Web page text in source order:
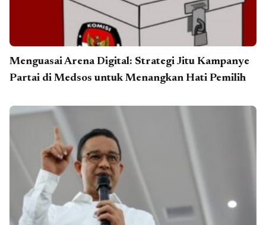
Menguasai Arena Digital: Strategi Jitu Kampanye
Partai di Medsos untuk Menangkan Hati Pemilih